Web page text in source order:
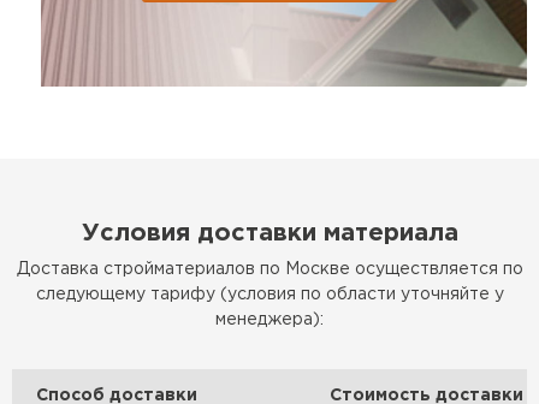
Условия доставки материала
Доставка стройматериалов по Москве осуществляется по
следующему тарифу (условия по области уточняйте у
менеджера):
Способ доставки Стоимость доставки